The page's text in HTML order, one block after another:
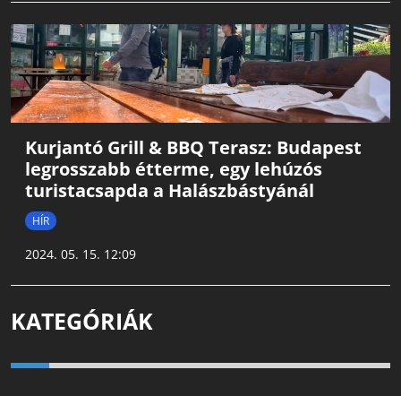
Kurjantó Grill & BBQ Terasz: Budapest
legrosszabb étterme, egy lehúzós
turistacsapda a Halászbástyánál
HÍR
2024. 05. 15. 12:09
KATEGÓRIÁK